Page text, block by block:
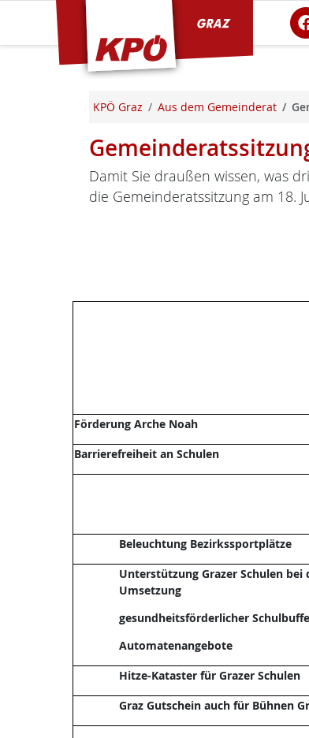
KPÖ Graz Aus dem Gemeinderat
Damit Sie draußen wissen, was
die Gemeinderatssitzung am 18.
Förderung Arche Noah
Barrierefreiheit an Schulen
Beleuchtung Bezirkssportplätze
Unterstützung Grazer Schulen bei
Umsetzung
gesundheitsförderlicher
Automatenangebote
Hitze-Kataster für Grazer Schulen
Graz Gutschein auch für Bühnen